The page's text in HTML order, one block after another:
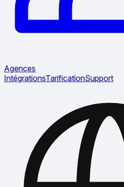
Agences
IntégrationsTarificationSupport